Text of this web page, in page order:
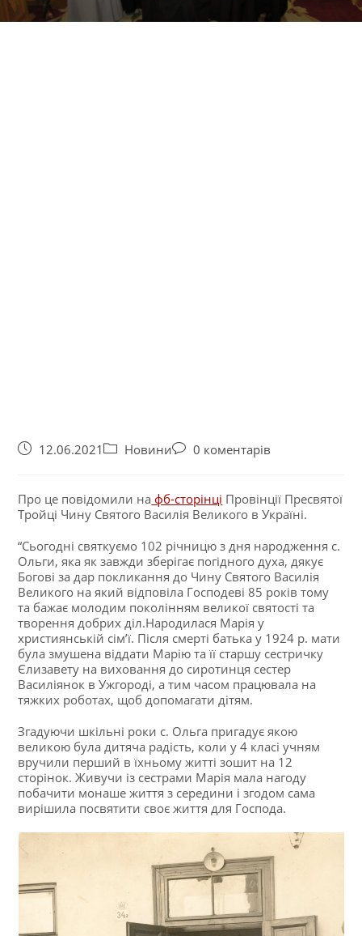
12.06.2021 Новини 0 коментарів
Про це повідомили на фб-сторінці Провінції Пресвятої
Тройці Чину Святого Василія Великого в Україні.
“Сьогодні святкуємо 102 річницю з дня народження с.
Ольги, яка як завжди зберігає погідного духа, дякує
Богові за дар покликання до Чину Святого Василія
Великого на який відповіла Господеві 85 років тому
та бажає молодим поколінням великої святості та
творення добрих діл.Народилася Марія у
християнській сім’ї. Після смерті батька у 1924 р. мати
була змушена віддати Марію та її старшу сестричку
Єлизавету на виховання до сиротинця сестер
Василіянок в Ужгороді, а тим часом працювала на
тяжких роботах, щоб допомагати дітям.
Згадуючи шкільні роки с. Ольга пригадує якою
великою була дитяча радість, коли у 4 класі учням
вручили перший в їхньому житті зошит на 12
сторінок. Живучи із сестрами Марія мала нагоду
побачити монаше життя з середини і згодом сама
вирішила посвятити своє життя для Господа.